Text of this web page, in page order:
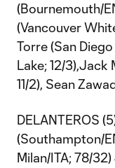
(Bournemouth/
(Vancouver
Torre (San Diego
Lake; 12/3),Jack
11/2), Sean
DELANTEROS
(Southampton/
Milan/ITA; 78/